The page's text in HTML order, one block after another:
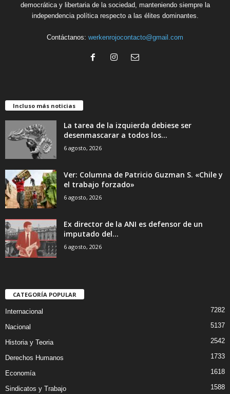
democrática y libertaria de la sociedad, manteniendo siempre la
independencia política respecto a las élites dominantes.
Contáctanos: werkenrojocontacto@gmail.com
Incluso más noticias
La tarea de la izquierda debiese ser
desenmascarar a todos los...
6 agosto, 2026
Ver: Columna de Patricio Guzman S. «Chile y
el trabajo forzado»
6 agosto, 2026
Ex director de la ANI es defensor de un
imputado del...
6 agosto, 2026
CATEGORÍA POPULAR
Internacional 7282
Nacional 5137
Historia y Teoria 2542
Derechos Humanos 1733
Economía 1618
Sindicatos y Trabajo 1588